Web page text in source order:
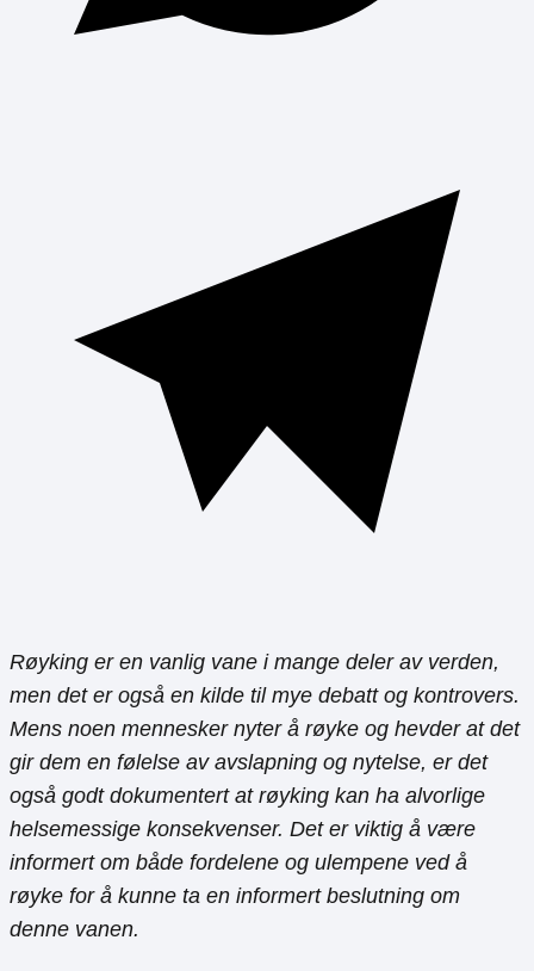
Røyking er en vanlig vane i mange deler av verden,
men det er også en kilde til mye debatt og kontrovers.
Mens noen mennesker nyter å røyke og hevder at det
gir dem en følelse av avslapning og nytelse, er det
også godt dokumentert at røyking kan ha alvorlige
helsemessige konsekvenser. Det er viktig å være
informert om både fordelene og ulempene ved å
røyke for å kunne ta en informert beslutning om
denne vanen.